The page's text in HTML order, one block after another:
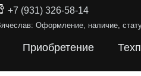
+7 (931) 326-58-14
Оформление, наличие,
Приобретение